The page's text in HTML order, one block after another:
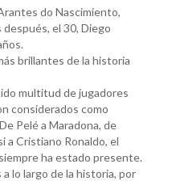
do Nascimiento,
después, el 30, Diego
brillantes de la historia
multitud de jugadores
considerados como
Pelé a Maradona, de
a Cristiano Ronaldo, el
ha estado presente.
lo largo de la historia, por